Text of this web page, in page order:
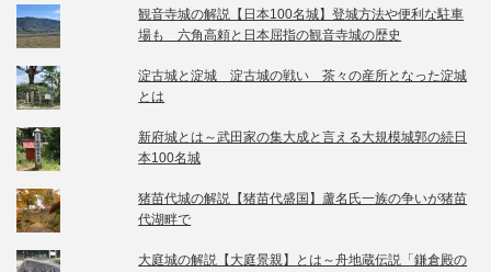
観音寺城の解説【日本100名城】登城方法や便利な駐車
場も 六角高頼と日本屈指の観音寺城の歴史
淀古城と淀城 淀古城の戦い 茶々の産所となった淀城
とは
新府城とは～武田家の集大成と言える大規模城郭の続日
本100名城
猪苗代城の解説【猪苗代盛国】蘆名氏一族の争いが猪苗
代湖畔で
大庭城の解説【大庭景親】とは～舟地蔵伝説「鎌倉殿の